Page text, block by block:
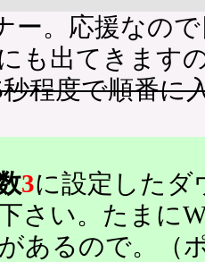
ー。応援なの
も出てきます
秒程度で順番に
3に設定したダ
さい。たまに
あるので。（